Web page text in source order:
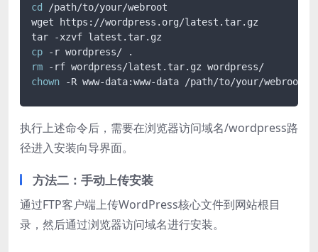
cd
/path/to/your/webroot
wget https://wordpress.org/latest.tar.gz
cp
rm
chown
执行上述命令后，需要在浏览器访问域名/wordpress路
径进入安装向导界面。
方法二：手动上传安装
通过FTP客户端上传WordPress核心文件到网站根目
录，然后通过浏览器访问域名进行安装。